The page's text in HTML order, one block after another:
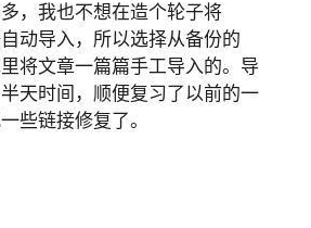
，我也不想在造个轮子将
动导入，所以选择从备份的
将文章一篇篇手工导入的。导
天时间，顺便复习了以前的一
些链接修复了。